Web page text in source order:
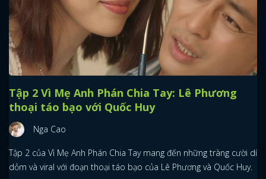
Tập 2 Vì Mẹ Anh Phán Chia Tay: Lê Phương
thoại táo bạo với Quốc Huy
Nga Cao
Tập 2 của Vì Mẹ Anh Phán Chia Tay mang đến những tràng cười dí
dỏm và viral với đoạn thoại táo bạo của Lê Phương và Quốc Huy.